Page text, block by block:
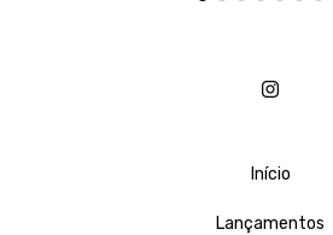
Início
Lançamentos